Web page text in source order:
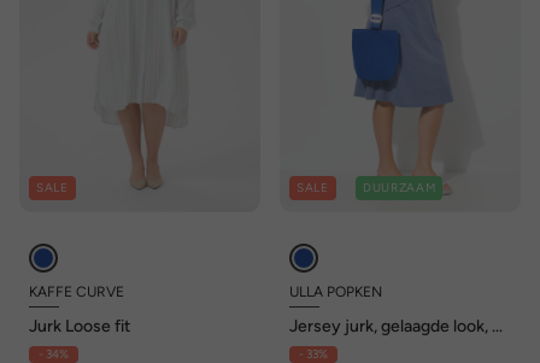
SALE
KAFFE CURVE
Jurk Loose fit
- 34%
SALE DUURZAAM
ULLA POPKEN
Jersey jurk, gelaagde look, A-
lijn, ronde hals, mouwloos
- 33%